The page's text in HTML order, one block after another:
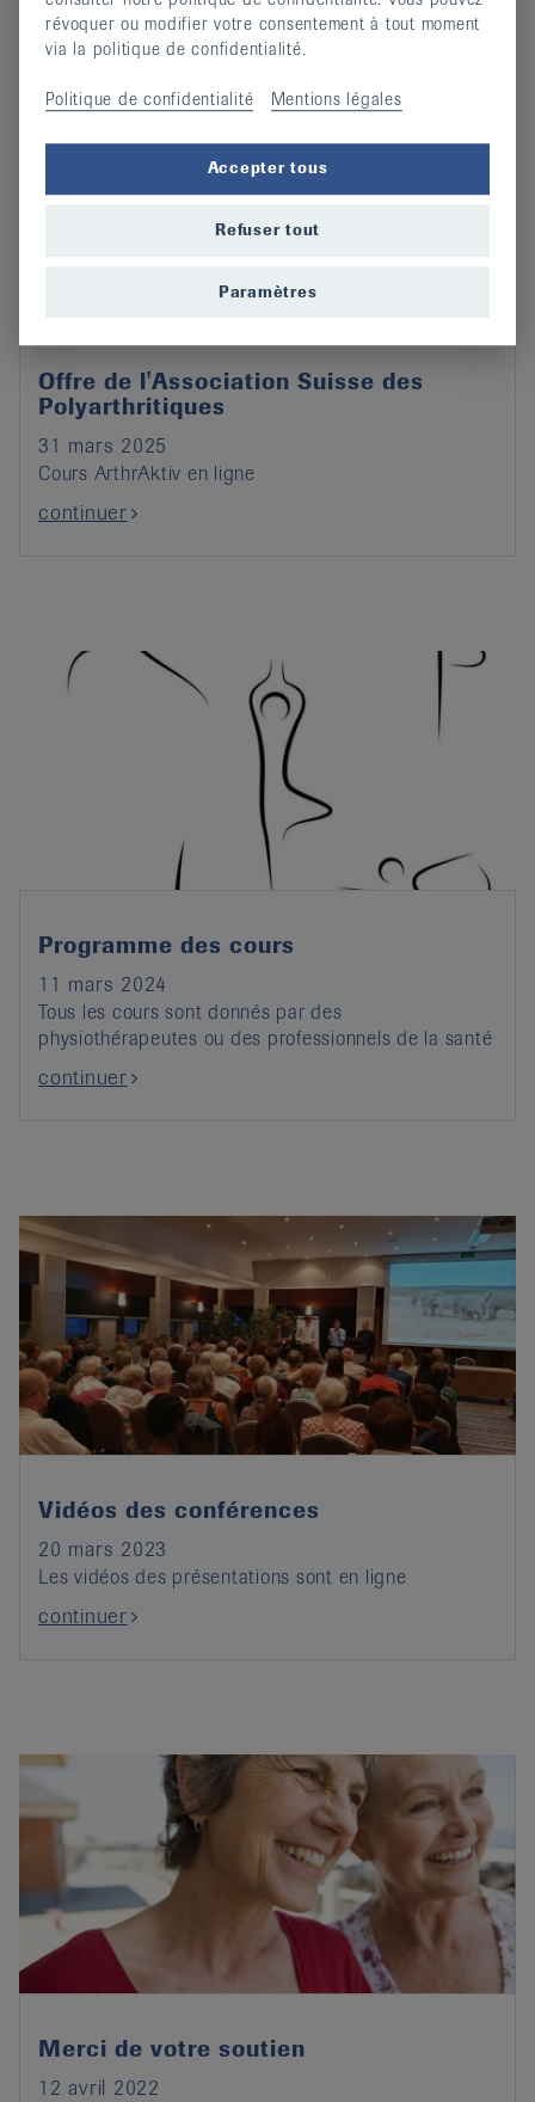
Offre de l'Association Suisse des
Polyarthritiques
31 mars 2025
Cours ArthrAktiv en ligne
continuer
Programme des cours
11 mars 2024
Tous les cours sont donnés par des
physiothérapeutes ou des professionnels de la santé
continuer
Vidéos des conférences
20 mars 2023
Les vidéos des présentations sont en ligne
continuer
Merci de votre soutien
12 avril 2022
révoquer ou modifier votre consentement à tout moment
via la politique de confidentialité.
Politique de confidentialité Mentions légales
Accepter tous
Refuser tout
Paramètres